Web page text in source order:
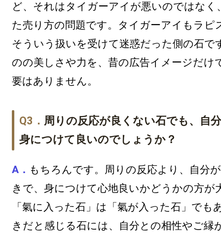
ど、それはタイガーアイが悪いのではなく
た売り方の問題です。タイガーアイもラピ
そういう扱いを受けて迷惑だった側の石で
のの美しさや力を、昔の広告イメージだけ
要はありません。
周りの反応が良くない石でも、自
身につけて良いのでしょうか？
もちろんです。周りの反応より、自分
きで、身につけて心地良いかどうかの方が
「氣に入った石」は「氣が入った石」でも
きだと感じる石には、自分との相性やご縁